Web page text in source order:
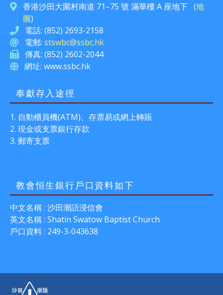
香港沙田大圍村南道 71–75 號 滿華樓 A 座地下 (地
圖)
電話: (852) 2693-2158
電郵: stswbc@ssbc.hk
傳真: (852) 2602-2044
網址: www.ssbc.hk
奉獻存入途徑
自動櫃員機(ATM)、存票易或網上轉賬
現金或支票銀行存款
郵寄支票
教會恒生銀行戶口資料如下
中文名稱 : 沙田潮語浸信會
英文名稱 : Shatin Swatow Baptist Church
戶口資料 : 249-3-043638